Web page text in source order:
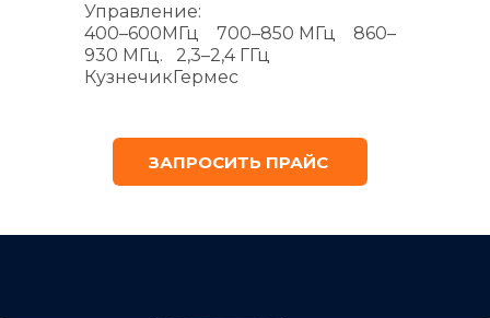
Управление:
400–600МГц    700–850 МГц    860–
930 МГц.   2,3–2,4 ГГц
КузнечикГермес
ЗАПРОСИТЬ ПРАЙС